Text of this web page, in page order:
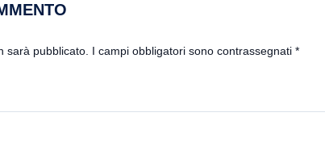
sarà pubblicato. I campi obbligatori sono contrassegnati *